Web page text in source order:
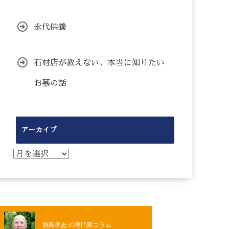
永代供養
石材店が教えない、本当に知りたい
お墓の話
アーカイブ
ア
ー
イ